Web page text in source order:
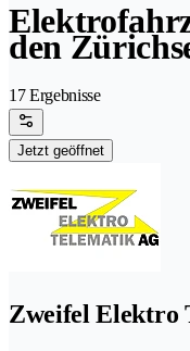
den
17 Ergebnisse
Jetzt geöffnet
Zweifel Elektro